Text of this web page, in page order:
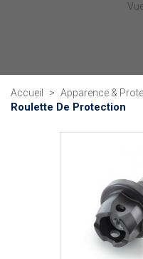
Accueil > Apparence &
Roulette De Protection